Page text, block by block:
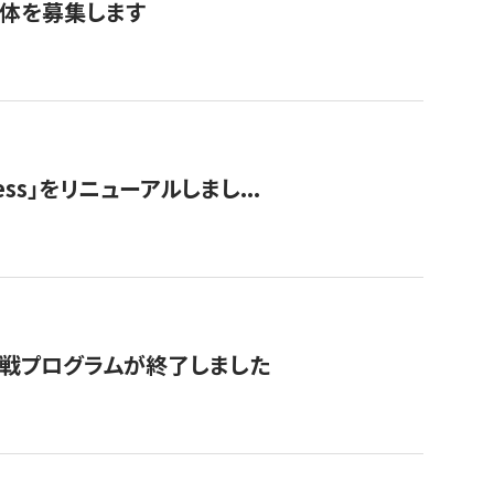
を募集します
」をリニューアルしまし...
プログラムが終了しました